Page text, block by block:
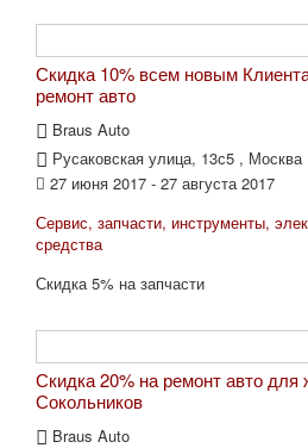
Скидка 10% всем новым
ремонт авто
Braus Auto
Русаковская улица, 13с5 , Москва
27 июня 2017 - 27 августа 2017
Сервис, запчасти, инструменты,
средства
Скидка 5% на запчасти
Скидка 20% на ремонт авто для
Сокольников
Braus Auto